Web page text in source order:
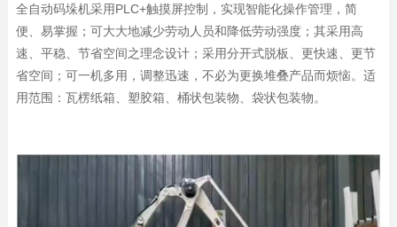
全自动码垛机采用PLC+触摸屏控制，实现智能化操作管理，简
便、易掌握；可大大地减少劳动人员和降低劳动强度；其采用高
速、平稳、节省空间之理念设计；采用分开式脱板、更快速、更节
省空间；可一机多用，调整迅速，不必为更换堆叠产品而烦恼。适
用范围：瓦楞纸箱、塑胶箱、桶状包装物、袋状包装物。